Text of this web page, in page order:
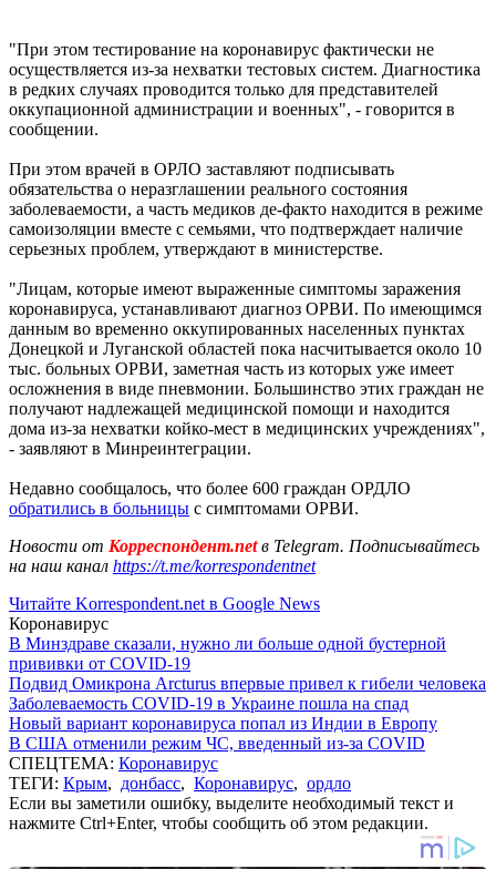
"При этом тестирование на коронавирус фактически не
осуществляется из-за нехватки тестовых систем. Диагностика
в редких случаях проводится только для представителей
оккупационной администрации и военных", - говорится в
сообщении.
При этом врачей в ОРЛО заставляют подписывать
обязательства о неразглашении реального состояния
заболеваемости, а часть медиков де-факто находится в режиме
самоизоляции вместе с семьями, что подтверждает наличие
серьезных проблем, утверждают в министерстве.
"Лицам, которые имеют выраженные симптомы заражения
коронавируса, устанавливают диагноз ОРВИ. По имеющимся
данным во временно оккупированных населенных пунктах
Донецкой и Луганской областей пока насчитывается около 10
тыс. больных ОРВИ, заметная часть из которых уже имеет
осложнения в виде пневмонии. Большинство этих граждан не
получают надлежащей медицинской помощи и находится
дома из-за нехватки койко-мест в медицинских учреждениях",
- заявляют в Минреинтеграции.
Недавно сообщалось, что более 600 граждан ОРДЛО
обратились в больницы с симптомами ОРВИ.
Новости от Корреспондент.netв Telegram. Подписывайтесь
на наш канал https://t.me/korrespondentnet
Читайте Korrespondent.net в Google News
Коронавирус
В Минздраве сказали, нужно ли больше одной бустерной
прививки от COVID-19
Подвид Омикрона Arcturus впервые привел к гибели человека
Заболеваемость COVID-19 в Украине пошла на спад
Новый вариант коронавируса попал из Индии в Европу
В США отменили режим ЧС, введенный из-за COVID
СПЕЦТЕМА: Коронавирус
ТЕГИ: Крым, донбасс, Коронавирус, ордло
Если вы заметили ошибку, выделите необходимый текст и
нажмите Ctrl+Enter, чтобы сообщить об этом редакции.